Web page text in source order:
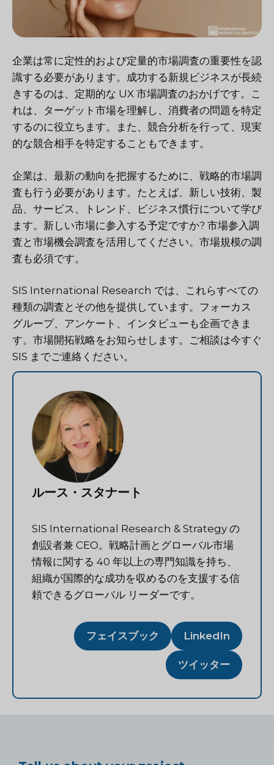
企業は常に定性的および定量的市場調査の重要性を認
識する必要があります。成功する新規ビジネスが長続
きするのは、定期的な UX 市場調査のおかげです。こ
れは、ターゲット市場を理解し、消費者の問題を特定
するのに役立ちます。また、競合分析を行って、現実
的な競合相手を特定することもできます。
企業は、最新の動向を把握するために、戦略的市場調
査も行う必要があります。たとえば、新しい技術、製
品、サービス、トレンド、ビジネス慣行について学び
ます。新しい市場に参入する予定ですか? 市場参入調
査と市場機会調査を活用してください。市場規模の調
査も必須です。
SIS International Research では、これらすべての
種類の調査とその他を提供しています。フォーカス
グループ、アンケート、インタビューも企画できま
す。市場開拓戦略をお知らせします。ご相談は今すぐ
SIS までご連絡ください。
ルース・スタナート
SIS International Research & Strategy の
創設者兼 CEO。戦略計画とグローバル市場
情報に関する 40 年以上の専門知識を持ち、
組織が国際的な成功を収めるのを支援する信
頼できるグローバル リーダーです。
フェイスブック LinkedIn
ツイッター